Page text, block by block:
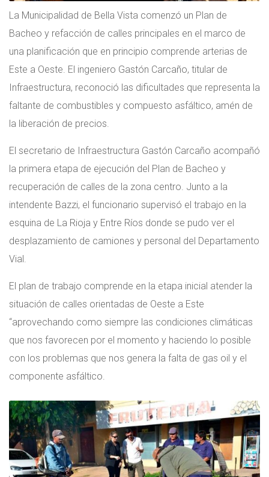
La Municipalidad de Bella Vista comenzó un Plan de
Bacheo y refacción de calles principales en el marco de
una planificación que en principio comprende arterias de
Este a Oeste. El ingeniero Gastón Carcaño, titular de
Infraestructura, reconoció las dificultades que representa la
faltante de combustibles y compuesto asfáltico, amén de
la liberación de precios.
El secretario de Infraestructura Gastón Carcaño acompañó
la primera etapa de ejecución del Plan de Bacheo y
recuperación de calles de la zona centro. Junto a la
intendente Bazzi, el funcionario supervisó el trabajo en la
esquina de La Rioja y Entre Ríos donde se pudo ver el
desplazamiento de camiones y personal del Departamento
Vial.
El plan de trabajo comprende en la etapa inicial atender la
situación de calles orientadas de Oeste a Este
“aprovechando como siempre las condiciones climáticas
que nos favorecen por el momento y haciendo lo posible
con los problemas que nos genera la falta de gas oil y el
componente asfáltico.